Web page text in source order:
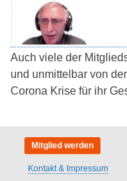
Auch viele der
und unmittelbar von
Corona Krise für ihr
Mitglied werden
Kontakt & Impressum